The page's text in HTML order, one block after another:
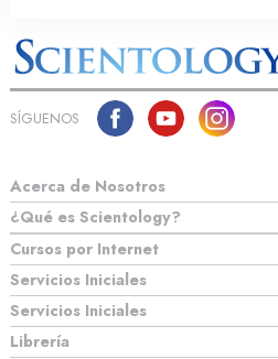
SÍGUENOS
Acerca de Nosotros
¿Qué es Scientology?
Cursos por Internet
Servicios Iniciales
Servicios Iniciales
Librería